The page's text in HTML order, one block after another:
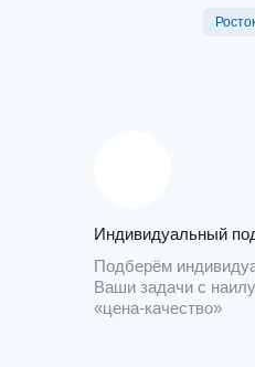
Индивидуальный
Подберём
Ваши задачи с
«цена-качество»